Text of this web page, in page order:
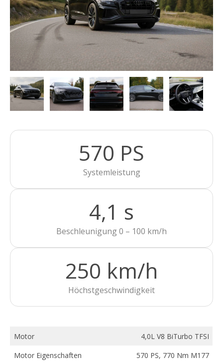
570 PS
Systemleistung
4,1 s
Beschleunigung 0 – 100 km/h
250 km/h
Höchstgeschwindigkeit
Motor
4,0L V8 BiTurbo TFSI
Motor Eigenschaften
570 PS, 770 Nm M177